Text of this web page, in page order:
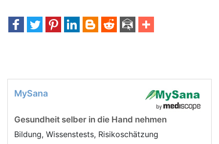
MySana
Gesundheit selber in die Hand nehmen
Bildung, Wissenstests, Risikoschätzung